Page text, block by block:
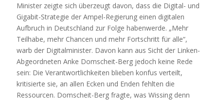
Minister zeigte sich überzeugt davon, dass die Digital- und
Gigabit-Strategie der Ampel-Regierung einen digitalen
Aufbruch in Deutschland zur Folge habenwerde. „Mehr
Teilhabe, mehr Chancen und mehr Fortschritt für alle“,
warb der Digitalminister. Davon kann aus Sicht der Linken-
Abgeordneten Anke Domscheit-Berg jedoch keine Rede
sein: Die Verantwortlichkeiten blieben konfus verteilt,
kritisierte sie, an allen Ecken und Enden fehlten die
Ressourcen. Domscheit-Berg fragte, was Wissing denn